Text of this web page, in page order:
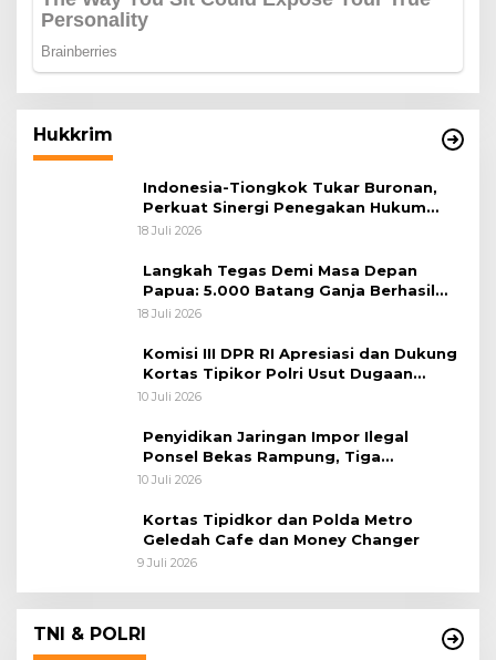
Hukkrim
Indonesia-Tiongkok Tukar Buronan,
Perkuat Sinergi Penegakan Hukum
Lintas Negara
18 Juli 2026
Langkah Tegas Demi Masa Depan
Papua: 5.000 Batang Ganja Berhasil
Diungkap Koops TNI Habema
18 Juli 2026
Komisi III DPR RI Apresiasi dan Dukung
Kortas Tipikor Polri Usut Dugaan
Korupsi Batu Bara
10 Juli 2026
Penyidikan Jaringan Impor Ilegal
Ponsel Bekas Rampung, Tiga
Tersangka Sudah P-21 dan Satu Buron
10 Juli 2026
Kortas Tipidkor dan Polda Metro
Geledah Cafe dan Money Changer
9 Juli 2026
TNI & POLRI